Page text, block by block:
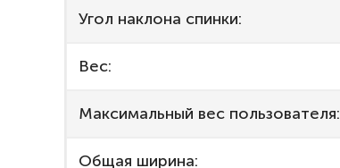
Угол наклона спинки:
Вес:
Максимальный вес пользователя:
Общая ширина: